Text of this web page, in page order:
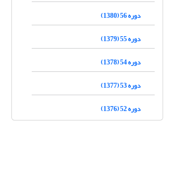
دوره 56 (1380)
دوره 55 (1379)
دوره 54 (1378)
دوره 53 (1377)
دوره 52 (1376)